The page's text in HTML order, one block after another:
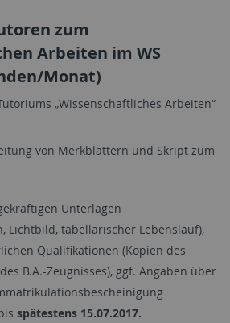
zum
Arbeiten im WS
Monat)
„Wissenschaftliches Arbeiten“
von Merkblättern und Skript zum
Unterlagen
Lichtbild, tabellarischer Lebenslauf),
Qualifikationen (Kopien des
B.A.-Zeugnisses), ggf. Angaben über
spätestens 15.07.2017.